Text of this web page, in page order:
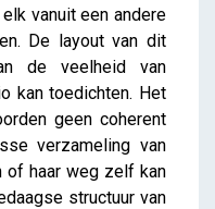
vanuit een andere
De layout van dit
de veelheid van
kan toedichten. Het
geen coherent
verzameling van
of haar weg zelf kan
structuur van